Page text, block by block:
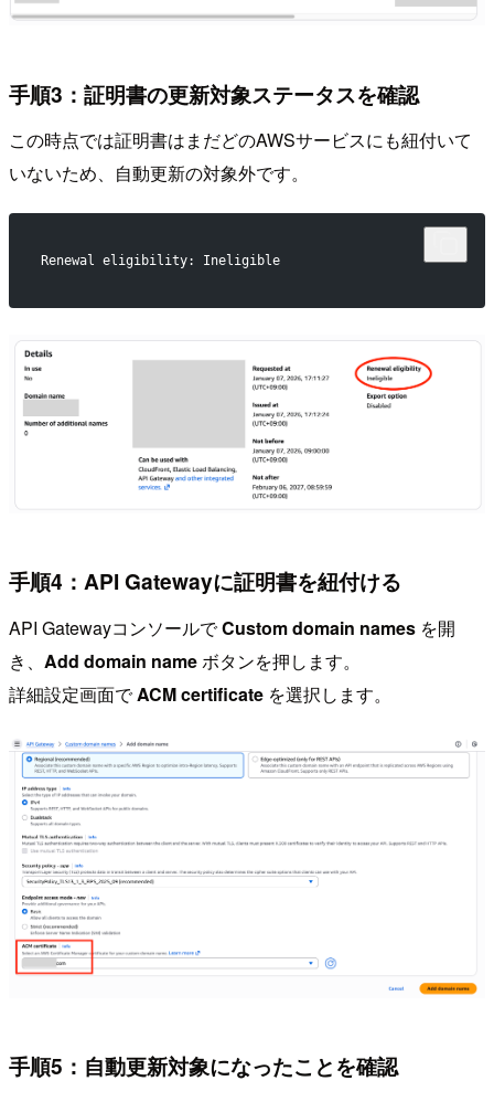
手順3：証明書の更新対象ステータスを確認
この時点では証明書はまだどのAWSサービスにも紐付いて
いないため、自動更新の対象外です。
Renewal eligibility: Ineligible
手順4：API Gatewayに証明書を紐付ける
API GatewayコンソールでCustom domain names を開
き、 Add domain nameボタンを押します。
詳細設定画面でACM certificate を選択します。
手順5：自動更新対象になったことを確認